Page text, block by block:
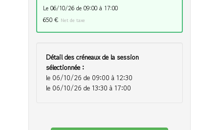
le 06/10/26 de 09:00 à 17:00
650 € Net de taxe
Détail des créneaux de la session
sélectionnée :
le 06/10/26 de 09:00 à 12:30
le 06/10/26 de 13:30 à 17:00